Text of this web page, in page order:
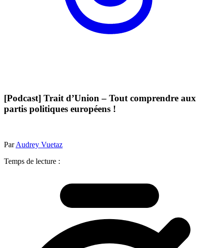
[Podcast] Trait d’Union – Tout comprendre aux
partis politiques européens !
ParAudrey Vuetaz
Temps de lecture :